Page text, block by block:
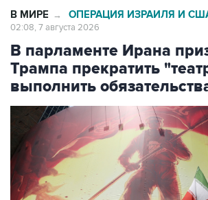
В парламенте Ирана
Трампа прекратить
выполнить